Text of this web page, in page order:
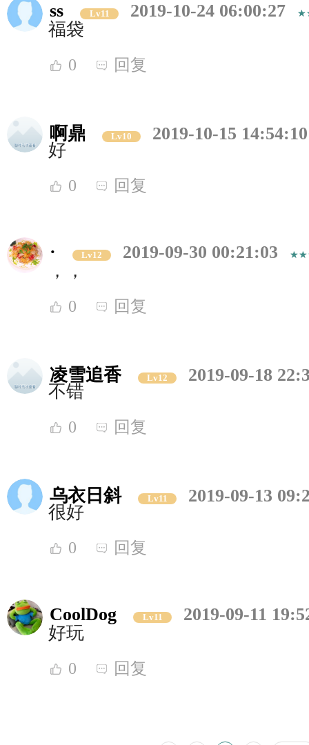
ss Lv11
2019-10-24 06:00:27
福袋
0 回复
啊鼎 Lv10
2019-10-15 14:54:10
好
0 回复
· Lv12
2019-09-30 00:21:03
，，
0 回复
凌雪追香 Lv12
2019-09-18
不错
0 回复
乌衣日斜 Lv11
2019-09-13
很好
0 回复
CoolDog Lv11
2019-09-11
好玩
0 回复